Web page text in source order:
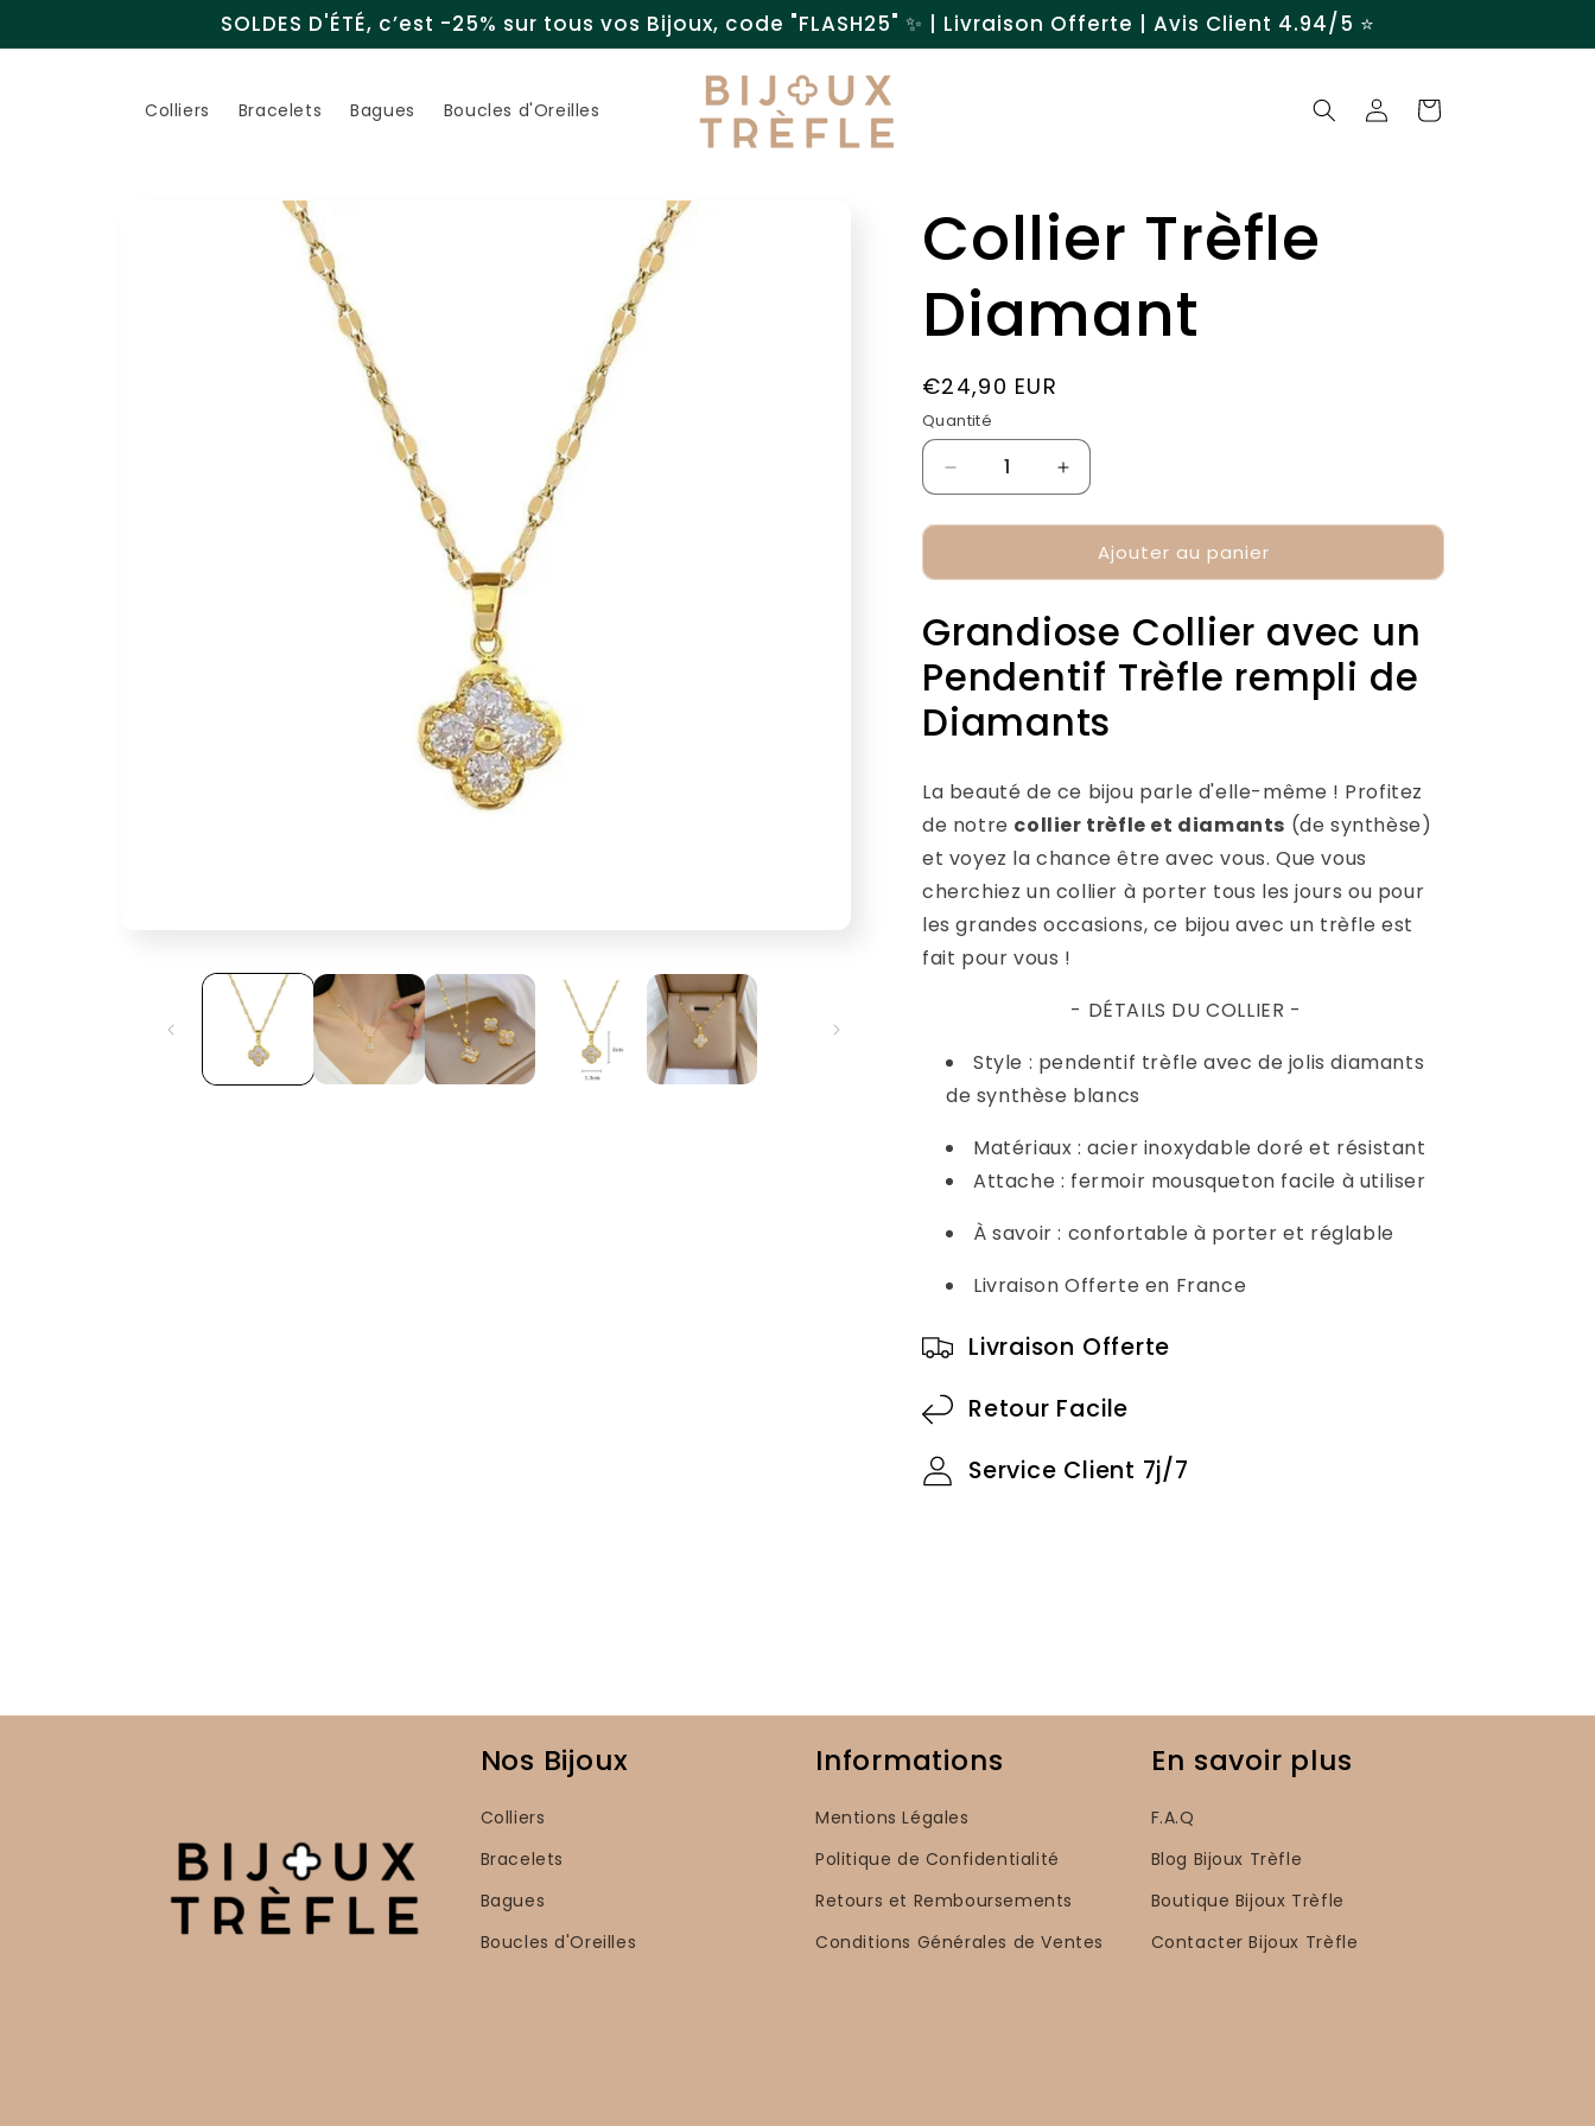
au
SOLDES D'ÉTÉ, c’est -25% sur tous vos Bijoux, code "FLASH25" ✨ | Livraison Offerte | Avis Client 4.94/5 ⭐️
Colliers Bracelets Bagues Boucles d'Oreilles ConnexionPanier
Collier Trèfle
Diamant
Prix
habituel
€24,90 EUR
Quantité
Réduire
la
quantité
Collier
Diamant
Augmenter
la
quantité
Collier
Diamant
Ajouter au panier
Grandiose Collier avec un
Pendentif Trèfle rempli de
Diamants
La beauté de ce bijou parle d'elle-même ! Profitez
de notre collier trèfle et diamants (de synthèse)
et voyez la chance être avec vous. Que vous
cherchiez un collier à porter tous les jours ou pour
les grandes occasions, ce bijou avec un trèfle est
fait pour vous !
- DÉTAILS DU COLLIER -
Style : pendentif trèfle avec de jolis diamants
de synthèse blancs
Matériaux : acier inoxydable doré et résistant
Attache : fermoir mousqueton facile à utiliser
À savoir : confortable à porter et réglable
Livraison Offerte en France
Livraison Offerte
Retour Facile
Service Client 7j/7
Nos Bijoux
Colliers
Bracelets
Bagues
Boucles d'Oreilles
Informations
Mentions Légales
Politique de Confidentialité
Retours et Remboursements
Conditions Générales de Ventes
En savoir plus
F.A.Q
Blog Bijoux Trèfle
Boutique Bijoux Trèfle
Contacter Bijoux Trèfle